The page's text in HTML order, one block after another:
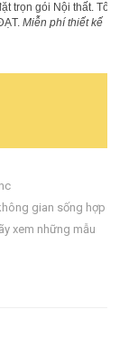
trọn gói Nội thất. Tôn
Miễn phí thiết kế
gian sống hợp lý
xem những mẫu